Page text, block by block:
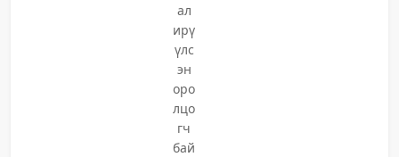
ал
ирү
үлс
эн
оро
лцо
гч
бай